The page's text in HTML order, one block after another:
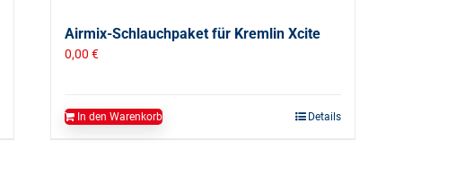
Airmix-Schlauchpaket für Kremlin Xcite
0,00 €
In den Warenkorb Details